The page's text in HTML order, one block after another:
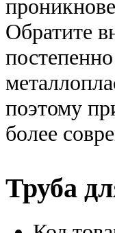
Обратите
поэтому
более
Труба